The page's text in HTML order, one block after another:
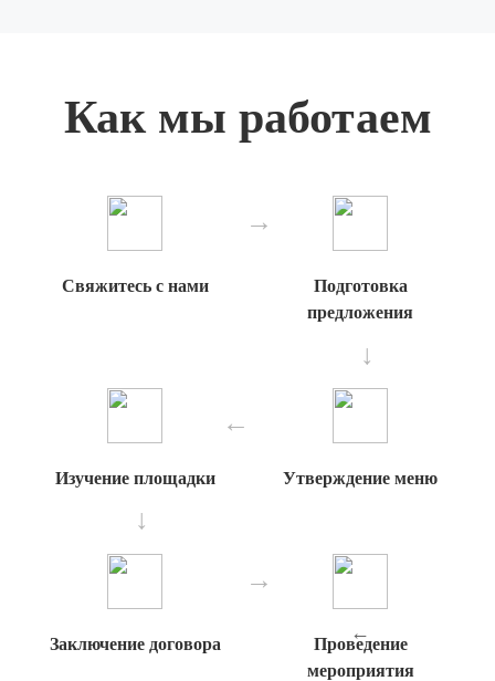
Как мы работаем
Свяжитесь с нами
Подготовка
предложения
Изучение площадки Утверждение меню
Заключение договора
Проведение
мероприятия